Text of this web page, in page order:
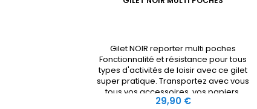
Gilet NOIR reporter multi poches
Fonctionnalité et résistance pour tous
types d'activités de loisir avec ce gilet
super pratique. Transportez avec vous
tous vos accessoires, vos papiers,
votre smartphone en toute sécurité et
Prix
29,90 €